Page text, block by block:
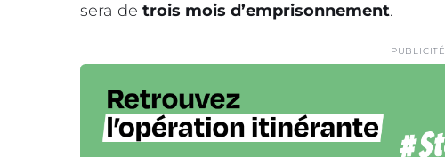
sera de trois mois d’emprisonnement.
PUBLICITÉ